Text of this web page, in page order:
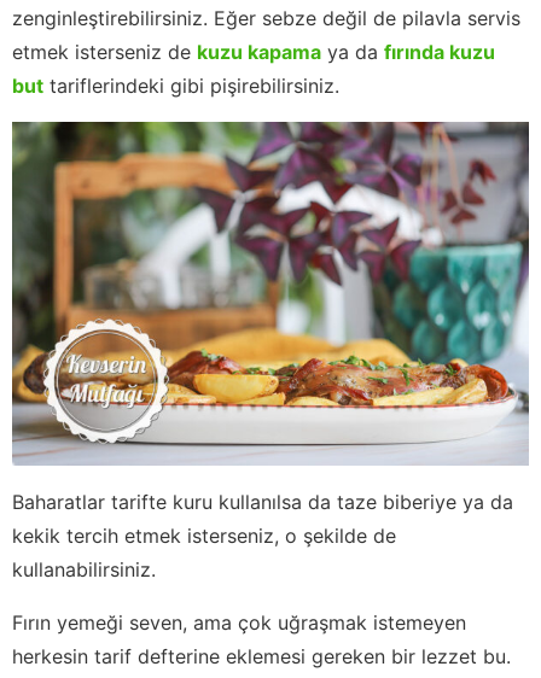
zenginleştirebilirsiniz. Eğer sebze değil de pilavla servis
etmek isterseniz de kuzu kapama ya da fırında kuzu
but tariflerindeki gibi pişirebilirsiniz.
Baharatlar tarifte kuru kullanılsa da taze biberiye ya da
kekik tercih etmek isterseniz, o şekilde de
kullanabilirsiniz.
Fırın yemeği seven, ama çok uğraşmak istemeyen
herkesin tarif defterine eklemesi gereken bir lezzet bu.